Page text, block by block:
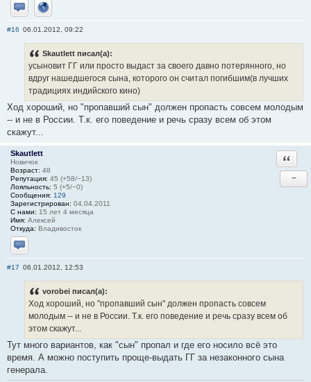
Отправить личное сообщение
Сайт
#16 06.01.2012, 09:22
Skautlett писал(а):
усыновит ГГ или просто выдаст за своего давно потерянного, но
вдруг нашедшегося сына, которого он считал погибшим(в лучших
традициях индийского кино)
Ход хороший, но "пропавший сын" должен пропасть совсем молодым
-- и не в России. Т.к. его поведение и речь сразу всем об этом
скажут...
Skautlett
Новичок
Возраст: 48
Репутация: 45 (+58/−13)
Лояльность: 5 (+5/−0)
Сообщения: 129
Зарегистрирован: 04.04.2011
С нами: 15 лет 4 месяца
Имя: Алексей
Откуда: Владивосток
Отправить личное сообщение
−
#17 06.01.2012, 12:53
vorobei писал(а):
Ход хороший, но "пропавший сын" должен пропасть совсем
молодым -- и не в России. Т.к. его поведение и речь сразу всем об
этом скажут...
Тут много вариантов, как "сын" пропал и где его носило всё это
время. А можно поступить проще-выдать ГГ за незаконного сына
генерала.